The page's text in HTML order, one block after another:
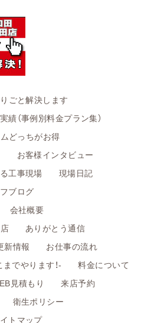
ごと解決します
績（事例別料金プラン集）
どっちがお得
お客様インタビュー
工事現場
現場日記
ブログ
会社概要
ありがとう通信
新情報
お仕事の流れ
でやります！-
料金について
見積もり
来店予約
衛生ポリシー
トマップ